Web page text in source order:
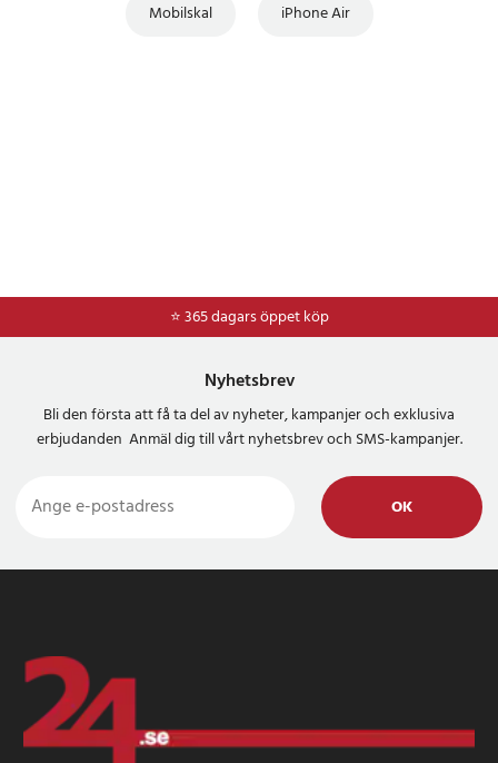
Mobilskal iPhone Air
⭐ 365 dagars öppet köp
Nyhetsbrev
Bli den första att få ta del av nyheter, kampanjer och exklusiva
erbjudanden Anmäl dig till vårt nyhetsbrev och SMS-kampanjer.
OK